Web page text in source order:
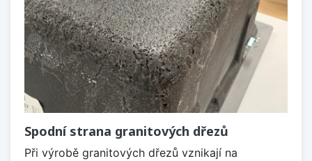
Spodní strana granitových dřezů
Při výrobě granitových dřezů vznikají na